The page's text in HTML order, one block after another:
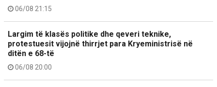
06/08 21:15
Largim të klasës politike dhe qeveri teknike,
protestuesit vijojnë thirrjet para Kryeministrisë në
ditën e 68-të
06/08 20:00